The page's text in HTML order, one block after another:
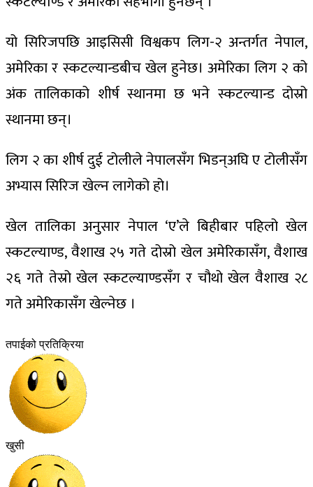
यो सिरिजपछि आइसिसी विश्वकप लिग-२ अन्तर्गत नेपाल,
अमेरिका र स्कटल्यान्डबीच खेल हुनेछ। अमेरिका लिग २ को
अंक तालिकाको शीर्ष स्थानमा छ भने स्कटल्यान्ड दोस्रो
स्थानमा छन्।
लिग २ का शीर्ष दुई टोलीले नेपालसँग भिडन्अघि ए टोलीसँग
अभ्यास सिरिज खेल्न लागेको हो।
खेल तालिका अनुसार नेपाल ‘ए’ले बिहीबार पहिलो खेल
स्कटल्याण्ड, वैशाख २५ गते दोस्रो खेल अमेरिकासँग, वैशाख
२६ गते तेस्रो खेल स्कटल्याण्डसँग र चौथो खेल वैशाख २८
गते अमेरिकासँग खेल्नेछ ।
तपाईको प्रतिक्रिया
खुसी